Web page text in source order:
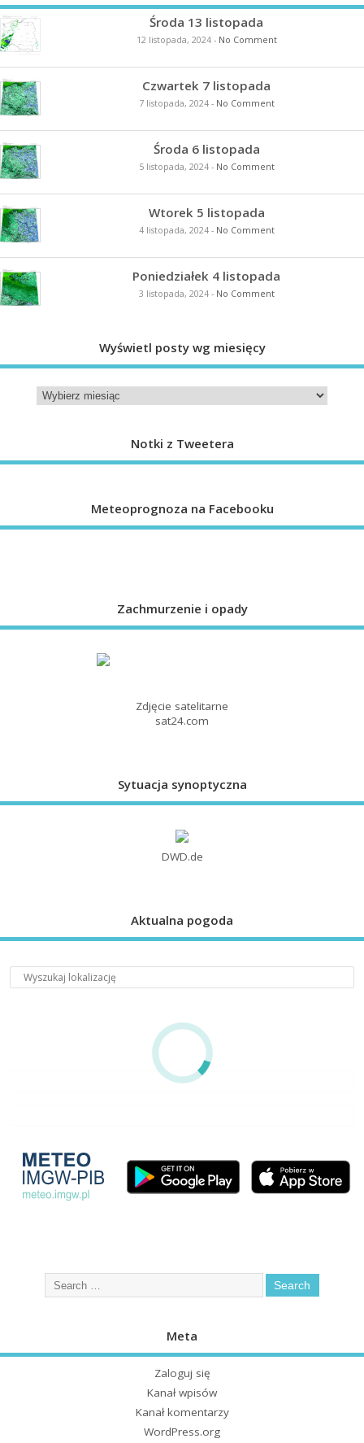
Środa 13 listopada
12 listopada, 2024- No Comment
Czwartek 7 listopada
7 listopada, 2024- No Comment
Środa 6 listopada
5 listopada, 2024- No Comment
Wtorek 5 listopada
4 listopada, 2024- No Comment
Poniedziałek 4 listopada
3 listopada, 2024- No Comment
Wyświetl posty wg miesięcy
Notki z Tweetera
Meteoprognoza na Facebooku
Zachmurzenie i opady
Zdjęcie satelitarne
sat24.com
Sytuacja synoptyczna
DWD.de
Aktualna pogoda
Meta
Zaloguj się
Kanał wpisów
Kanał komentarzy
WordPress.org